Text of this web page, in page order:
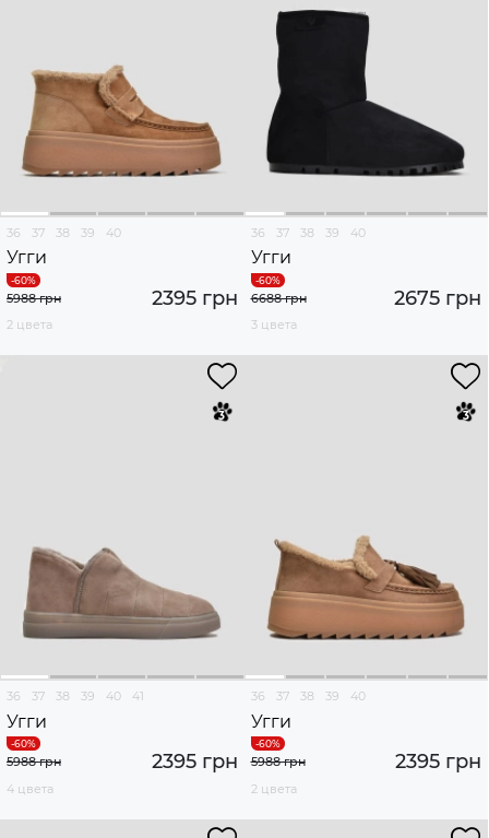
36 37 38 39 40
Угги
2395 грн
5988 грн
2 цвета
36 37 38 39 40
Угги
2675 грн
6688 грн
3 цвета
36 37 38 39 40 41
Угги
2395 грн
5988 грн
4 цвета
36 37 38 39 40
Угги
2395 грн
5988 грн
2 цвета